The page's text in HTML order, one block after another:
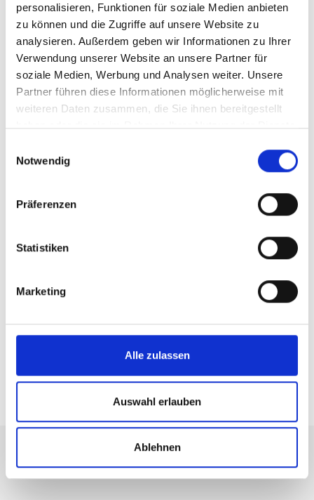
personalisieren, Funktionen für soziale Medien anbieten
zu können und die Zugriffe auf unsere Website zu
analysieren. Außerdem geben wir Informationen zu Ihrer
Verwendung unserer Website an unsere Partner für
soziale Medien, Werbung und Analysen weiter. Unsere
Partner führen diese Informationen möglicherweise mit
weiteren Daten zusammen, die Sie ihnen bereitgestellt
haben oder die sie im Rahmen Ihrer Nutzung der Dienste
Notwendig
Präferenzen
Statistiken
Marketing
Alle zulassen
Auswahl erlauben
Ablehnen
Unser Portfolio umfasst das private
Einrichtungsdesign, das von der repräsentativen
Küche über den begehbaren Kleiderschrank bis
zur kompletten Inneneinrichtung reicht. Auch im
Objektbereich sind wir breit aufgestellt - von der
Arztpraxis über die Gastronomie bis hin zum
Bühnenbild. Ein klarer Schwerpunkt unserer Arbeit
kreativen Schaufensterkonzepten für die